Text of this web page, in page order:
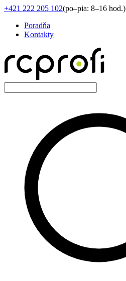
+421 222 205 102(po–pia: 8–16 hod.)
Poradňa
Kontakty